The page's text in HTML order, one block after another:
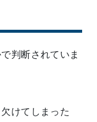
判断されていま
けてしまった